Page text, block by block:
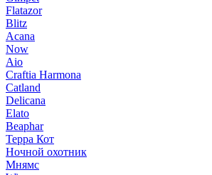
Flatazor
Blitz
Acana
Now
Aio
Craftia Harmona
Catland
Delicana
Elato
Beaphar
Терра Кот
Ночной охотник
Мнямс